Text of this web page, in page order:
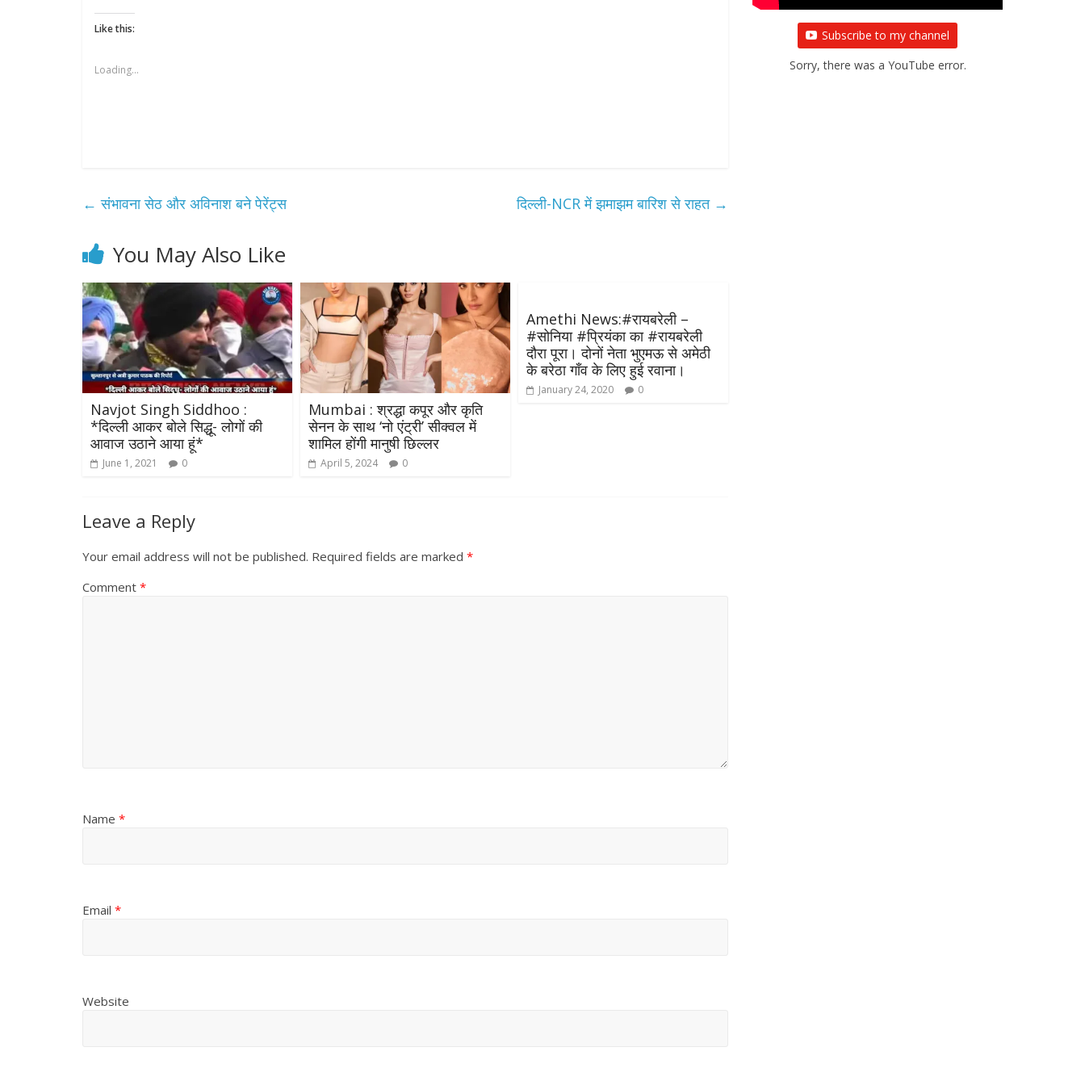
Like this:
Loading...
← संभावना सेठ और अविनाश बने पेरेंट्स दिल्ली-NCR में झमाझम बारिश से राहत →
You May Also Like
Navjot Singh Siddhoo :
*दिल्‍ली आकर बोले सिद्धू- लोगों की
आवाज उठाने आया हूं*
June 1, 2021 0
Mumbai : श्रद्धा कपूर और कृति
सेनन के साथ ‘नो एंट्री’ सीक्वल में
शामिल होंगी मानुषी छिल्लर
April 5, 2024 0
Amethi News:#रायबरेली –
#सोनिया #प्रियंका का #रायबरेली
दौरा पूरा। दोनों नेता भुएमऊ से अमेठी
के बरेठा गाँव के लिए हुई रवाना।
January 24, 2020 0
Leave a Reply
Your email address will not be published. Required fields are marked *
Comment *
Name *
Email *
Website
Subscribe to my channel
Sorry, there was a YouTube error.